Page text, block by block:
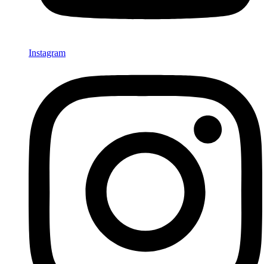
Instagram